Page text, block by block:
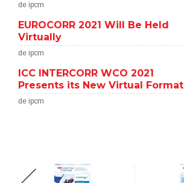
de ipcm
EUROCORR 2021 Will Be Held
Virtually
de ipcm
ICC INTERCORR WCO 2021
Presents its New Virtual Format
de ipcm